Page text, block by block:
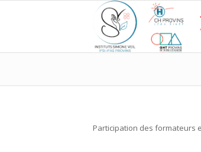
Participation des formateurs